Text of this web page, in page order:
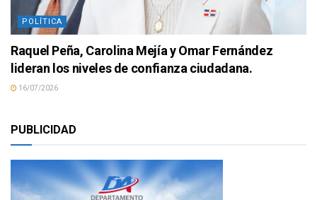
POLÍTICA
Raquel Peña, Carolina Mejía y Omar Fernández
lideran los niveles de confianza ciudadana.
16/07/2026
PUBLICIDAD